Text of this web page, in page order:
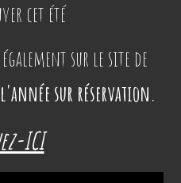
cet été
sur le site de
sur réservation.
ICI